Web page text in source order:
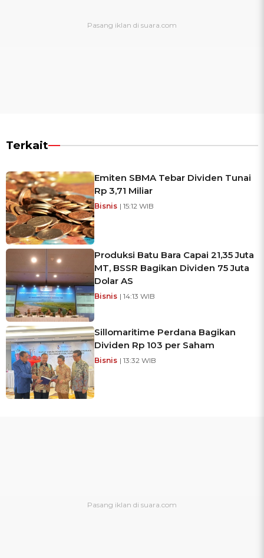
Terkait
Emiten SBMA Tebar Dividen Tunai
Rp 3,71 Miliar
Bisnis | 15:12 WIB
Produksi Batu Bara Capai 21,35 Juta
MT, BSSR Bagikan Dividen 75 Juta
Dolar AS
Bisnis | 14:13 WIB
Sillomaritime Perdana Bagikan
Dividen Rp 103 per Saham
Bisnis | 13:32 WIB